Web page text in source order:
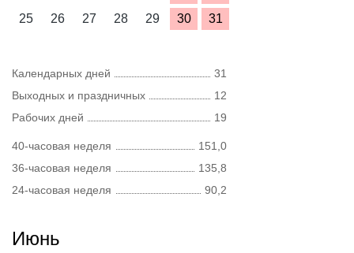
25
26 27 28 29 30 31
Календарных дней
31
Выходных и праздничных
12
Рабочих дней
19
40-часовая неделя
151,0
36-часовая неделя
135,8
24-часовая неделя
90,2
Июнь